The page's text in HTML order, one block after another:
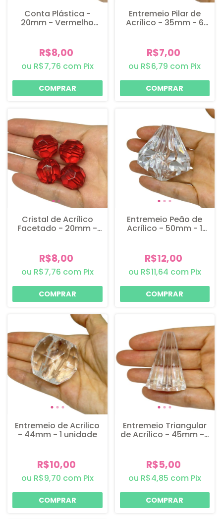
Conta Plástica -
20mm - Vermelho
R$8,00
R$7,76 com Pix
Entremeio Pilar de
Acrílico - 35mm - 6
R$7,00
R$6,79 com Pix
Cristal de Acrílico
Facetado - 20mm -
R$8,00
R$7,76 com Pix
Entremeio Peão de
Acrílico - 50mm - 1
R$12,00
R$11,64 com Pix
Entremeio de Acrilico
- 44mm - 1 unidade
R$10,00
R$9,70 com Pix
Entremeio Triangular
de Acrílico - 45mm - 1
R$5,00
R$4,85 com Pix